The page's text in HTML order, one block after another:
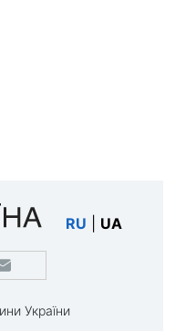
RU UA
України